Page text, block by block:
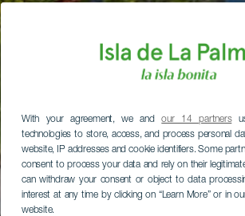
With your agreement, we andour 14 partners
technologies to store, access, and process personal
website, IP addresses and cookie identifiers. Some
consent to process your data and rely on their
can withdraw your consent or object to data
interest at any time by clicking on “Learn More” or in
website.